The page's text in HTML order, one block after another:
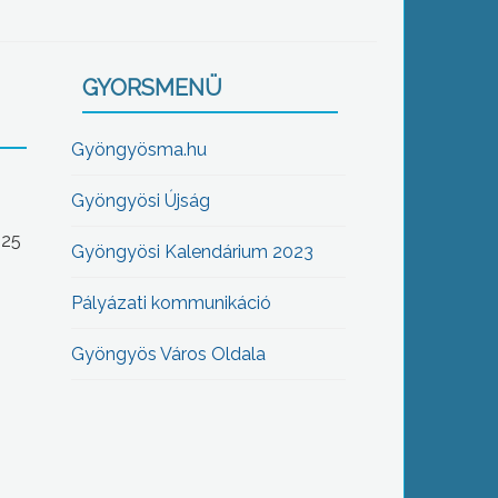
GYORSMENÜ
Gyöngyösma.hu
Gyöngyösi Újság
Gyöngyösi Kalendárium 2023
Pályázati kommunikáció
Gyöngyös Város Oldala